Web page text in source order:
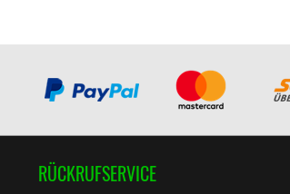
RÜCKRUFSERVICE